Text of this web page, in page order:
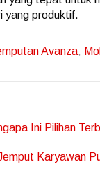
yang produktif.
Avanza,
Ini Pilihan
Karyawan